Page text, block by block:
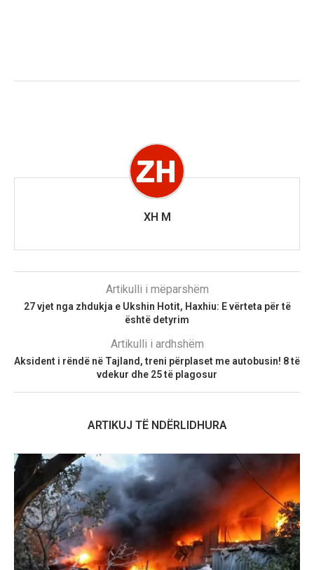
XH M
Artikulli i mëparshëm
27 vjet nga zhdukja e Ukshin Hotit, Haxhiu: E vërteta për të
është detyrim
Artikulli i ardhshëm
Aksident i rëndë në Tajland, treni përplaset me autobusin! 8 të
vdekur dhe 25 të plagosur
ARTIKUJ TË NDËRLIDHURA